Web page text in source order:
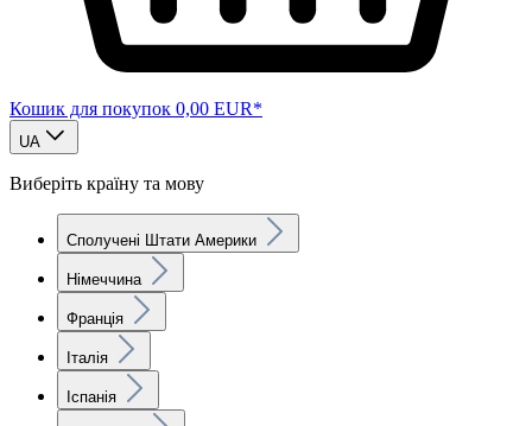
Кошик для покупок 0,00 EUR*
UA
Виберіть країну та мову
Сполучені Штати Америки
Німеччина
Франція
Італія
Іспанія